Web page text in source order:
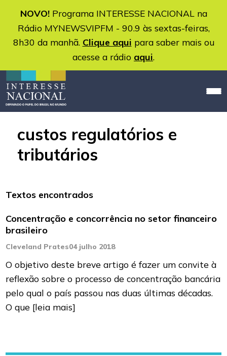
NOVO!Programa INTERESSE NACIONAL na
Rádio MYNEWSVIPFM - 90.9 às sextas-feiras,
8h30 da manhã. Clique aqui para saber mais ou
acesse a rádio aqui.
custos regulatórios e
tributários
Textos encontrados
Concentração e concorrência no setor financeiro
brasileiro
Cleveland Prates04 julho 2018
O objetivo deste breve artigo é fazer um convite à
reflexão sobre o processo de concentração bancária
pelo qual o país passou nas duas últimas décadas.
O que [leia mais]